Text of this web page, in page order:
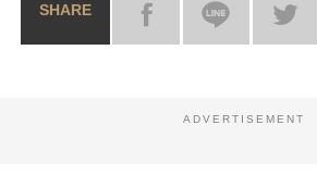
SHARE
ADVERTISEMENT